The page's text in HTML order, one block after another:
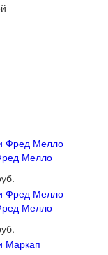
Мелло
Мелло